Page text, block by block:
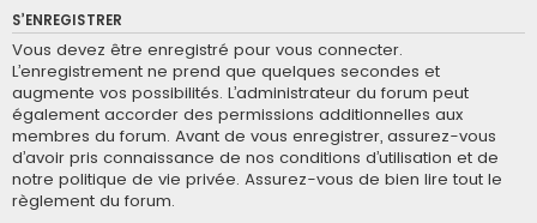
S’ENREGISTRER
Vous devez être enregistré pour vous connecter.
L’enregistrement ne prend que quelques secondes et
augmente vos possibilités. L’administrateur du forum peut
également accorder des permissions additionnelles aux
membres du forum. Avant de vous enregistrer, assurez-vous
d’avoir pris connaissance de nos conditions d’utilisation et de
notre politique de vie privée. Assurez-vous de bien lire tout le
règlement du forum.